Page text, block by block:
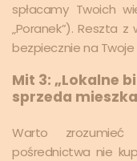
spłacamy Twoich
„Poranek”). Reszta
bezpiecznie na
Mit 3: „Lokalne
sprzeda
Warto
pośrednictwa nie